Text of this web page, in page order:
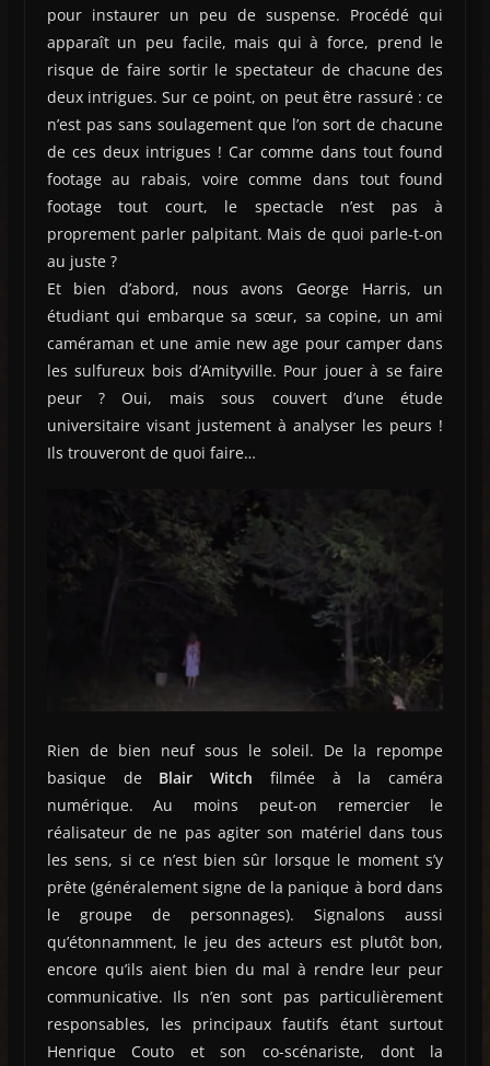
pour instaurer un peu de suspense. Procédé qui
apparaît un peu facile, mais qui à force, prend le
risque de faire sortir le spectateur de chacune des
deux intrigues. Sur ce point, on peut être rassuré : ce
n’est pas sans soulagement que l’on sort de chacune
de ces deux intrigues ! Car comme dans tout found
footage au rabais, voire comme dans tout found
footage tout court, le spectacle n’est pas à
proprement parler palpitant. Mais de quoi parle-t-on
au juste ?
Et bien d’abord, nous avons George Harris, un
étudiant qui embarque sa sœur, sa copine, un ami
caméraman et une amie new age pour camper dans
les sulfureux bois d’Amityville. Pour jouer à se faire
peur ? Oui, mais sous couvert d’une étude
universitaire visant justement à analyser les peurs !
Ils trouveront de quoi faire…
Rien de bien neuf sous le soleil. De la repompe
basique de Blair Witch filmée à la caméra
numérique. Au moins peut-on remercier le
réalisateur de ne pas agiter son matériel dans tous
les sens, si ce n’est bien sûr lorsque le moment s’y
prête (généralement signe de la panique à bord dans
le groupe de personnages). Signalons aussi
qu’étonnamment, le jeu des acteurs est plutôt bon,
encore qu’ils aient bien du mal à rendre leur peur
communicative. Ils n’en sont pas particulièrement
responsables, les principaux fautifs étant surtout
Henrique Couto et son co-scénariste, dont la